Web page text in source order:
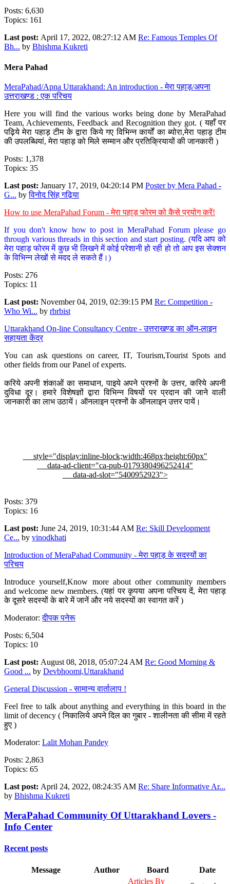
Posts: 6,630
Topics: 161
Last post: April 17, 2022, 08:27:12 AM Re: Famous Temples Of
Bh... by Bhishma Kukreti
Mera Pahad
MeraPahad/Apna Uttarakhand: An introduction - मेरा पहाड़/अपना
उत्तराखण्ड : एक परिचय
Here you will find the various works being done by MeraPahad
Team, Achievements, Feedback and Recognition they got. ( यहाँ पर
पढ़िये मेरा पहाड़ टीम के द्वारा किये गए विभिन्न कार्यों का ब्योरा,मेरा पहाड़ टीम
की उपलब्धियां, मेरा पहाड़ को मिले सम्मान और प्रतिक्रियायों की जानकारी )
Posts: 1,378
Topics: 35
Last post: January 17, 2019, 04:20:14 PM Poster by Mera Pahad -
G... byविनोद सिंह गढ़िया
How to use MeraPahad Forum - मेरा पहाड़ फोरम को कैसे प्रयोग करें!
If you don't know how to post in MeraPahad Forum please go
through various threads in this section and start posting. (यदि आप को
मेरा पहाड़ फोरम में कुछ भी लिखने में कोई परेशानी हो रही हो तो आप इस सेक्शन
के विभिन्न लेखों से मदद ले सकते हैं।)
Posts: 276
Topics: 11
Last post: November 04, 2019, 02:39:15 PM Re: Competition -
Who Wi... by rbrbist
Uttarakhand On-line Consultancy Centre - उत्तराखण्ड का ऑन-लाइन
सहायता केंद्र
You can ask questions on career, IT, Tourism,Tourist Spots and
other fields from our Panel of experts.
करिये अपनी शंकाओं का समाधान, पाइये अपने प्रश्नों के उत्तर, करिये अपनी
दुविधा दूर। हमारे विशेषज्ञों द्वारा विभिन्न विषयों पर प्रदान की जाने वाली
जानकारी का लाभ उठायें। ऑनलाइन प्रश्नों के ऑनलाइन उत्तर पायें।
style="display:inline-block;width:468px;height:60px"
data-ad-client="ca-pub-0179380496252414"
data-ad-slot="5400952923">
Posts: 379
Topics: 16
Last post: June 24, 2019, 10:31:44 AM Re: Skill Development
Ce... by vinodkhati
Introduction of MeraPahad Community - मेरा पहाड़ के सदस्यों का
परिचय
Introduce yourself,Know more about other community members
and welcome new members. (यहां पर कृपया अपना परिचय दें, मेरा पहाड़
के दूसरे सदस्यों के बारे में जानें और नये सदस्यों का स्वागत करें )
Moderator:दीपक पनेरू
Posts: 6,504
Topics: 10
Last post: August 08, 2018, 05:07:24 AM Re: Good Morning &
Good ... by Devbhoomi,Uttarakhand
General Discussion - सामान्य वार्तालाप !
Feel free to talk about anything and everything in this board in the
limit of decency ( निकालिये अपने दिल का गुबार - शालीनता की सीमा में रहते
हुए )
Moderator: Lalit Mohan Pandey
Posts: 2,863
Topics: 65
Last post: April 24, 2022, 08:24:35 AM Re: Share Informative Ar...
by Bhishma Kukreti
MeraPahad Community Of Uttarakhand Lovers -
Info Center
Recent posts
Message Author Board Date
Articles By